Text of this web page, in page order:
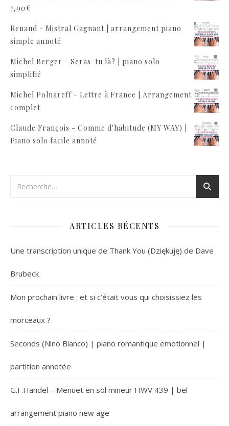
7,90€
Renaud - Mistral Gagnant | arrangement piano
simple annoté
Michel Berger - Seras-tu là? | piano solo
simplifié
Michel Polnareff - Lettre à France | Arrangement
complet
Claude François - Comme d'habitude (MY WAY) |
Piano solo facile annoté
ARTICLES RÉCENTS
Une transcription unique de Thank You (Dziękuję) de Dave
Brubeck
Mon prochain livre : et si c’était vous qui choisissiez les
morceaux ?
Seconds (Nino Bianco) | piano romantique emotionnel |
partition annotée
G.F.Handel – Menuet en sol mineur HWV 439 | bel
arrangement piano new age